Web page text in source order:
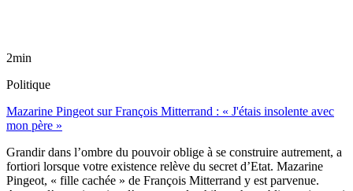
2min
Politique
Mazarine Pingeot sur François Mitterrand : « J'étais insolente avec
mon père »
Grandir dans l’ombre du pouvoir oblige à se construire autrement, a
fortiori lorsque votre existence relève du secret d’Etat. Mazarine
Pingeot, « fille cachée » de François Mitterrand y est parvenue.